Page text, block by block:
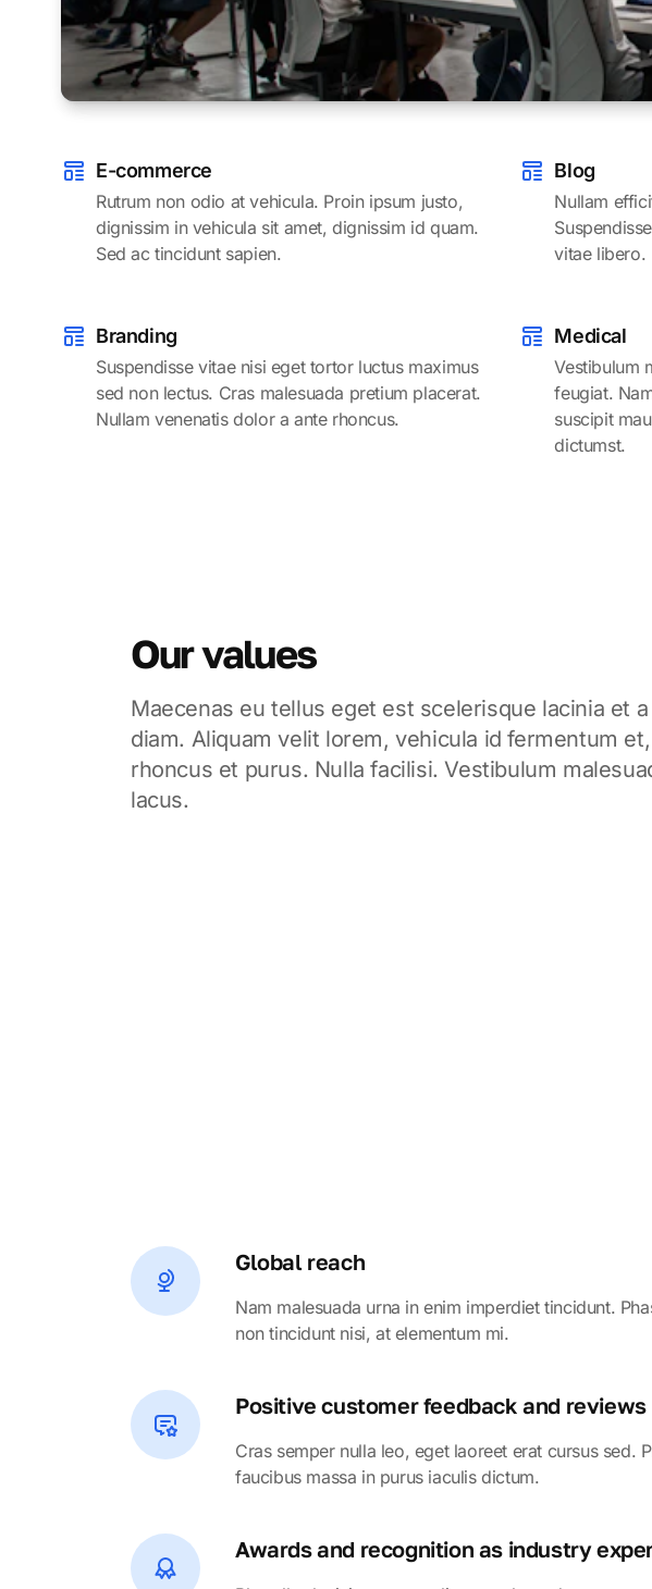
E-commerce
Rutrum non odio at vehicula. Proin ipsum justo,
dignissim in vehicula sit amet, dignissim id quam.
Sed ac tincidunt sapien.
Blog
Nullam
vitae libero.
Branding
Suspendisse vitae nisi eget tortor luctus maximus
sed non lectus. Cras malesuada pretium placerat.
Nullam venenatis dolor a ante rhoncus.
Medical
Vestibulum
feugiat.
suscipit
dictumst.
Our values
Maecenas eu tellus eget est scelerisque lacinia et a
diam. Aliquam velit lorem, vehicula id fermentum et,
rhoncus et purus. Nulla facilisi. Vestibulum
lacus.
Global reach
Nam malesuada urna in enim imperdiet tincidunt.
non tincidunt nisi, at elementum mi.
Positive customer feedback and reviews
Cras semper nulla leo, eget laoreet erat cursus sed.
faucibus massa in purus iaculis dictum.
Awards and recognition as industry